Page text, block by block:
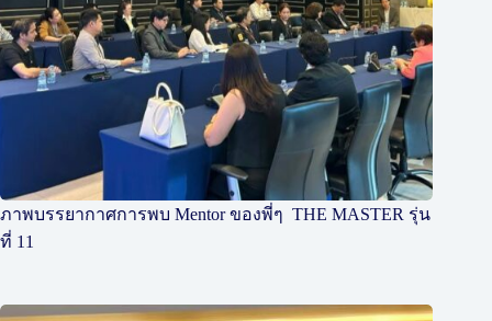
ภาพบรรยากาศการพบ Mentor ของพี่ๆ THE MASTER รุ่น
ที่ 11